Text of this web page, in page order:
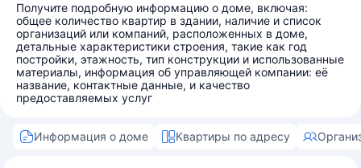
Получите подробную информацию о доме, включая:
общее количество квартир в здании, наличие и список
организаций или компаний, расположенных в доме,
детальные характеристики строения, такие как год
постройки, этажность, тип конструкции и использованные
материалы, информация об управляющей компании: её
название, контактные данные, и качество
предоставляемых услуг
Информация о доме Квартиры по адресу